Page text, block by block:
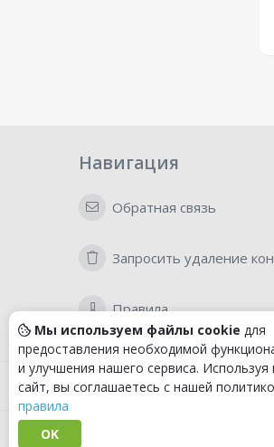
Навигация
Обратная связь
Запросить удаление
Правила
Мы используем файлы cookie для
предоставления необходимой
и улучшения нашего сервиса.
сайт, вы соглашаетесь с нашей
правила
OK